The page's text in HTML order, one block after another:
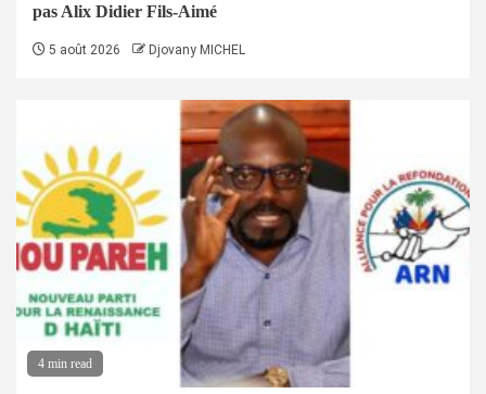
pas Alix Didier Fils-Aimé
5 août 2026 Djovany MICHEL
4 min read